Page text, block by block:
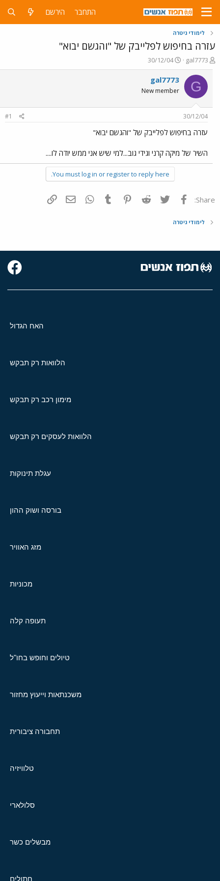
התחבר הירשם
לימודי גיטרה
עזרה בחיפוש לפלייבק של "והגשם יבוא"
פ
ו
ת
ח
ה
ש
א
gal7773
פ
ו
ר
ס
ם
ר
30/12/04
G
gal7773
New member
30/12/04
#1
עזרה בחיפוש לפלייבק של "והגשם יבוא"
השיר של מיקה קרני וגידי גוב...למי שיש אני ממש יודה לו....
You must log in or register to reply here.
Share: פייסבוק Twitter
Reddit
Pinterest
Tumblr
WhatsAppדואר אלקטרוני
לימודי גיטרה
האח הגדול
הלוואות רק תבקש
מימון רכב רק תבקש
הלוואות לעסקים רק תבקש
עגלת תינוקות
בורסה ושוק ההון
מזג האוויר
מכוניות
תעופה קלה
טיולים וחופש בחו"ל
משכנתאות וייעוץ מחזור
תחבורה ציבורית
טלוויזיה
סלולארי
מבשלים כשר
חתולים